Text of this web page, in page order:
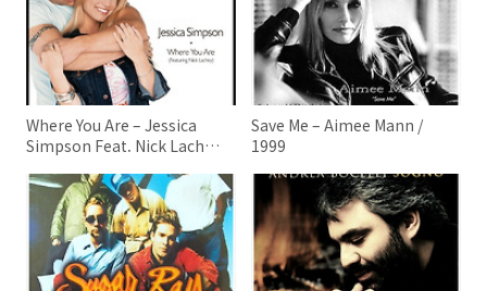
Where You Are – Jessica
Simpson Feat. Nick Lachey
Save Me – Aimee Mann /
1999